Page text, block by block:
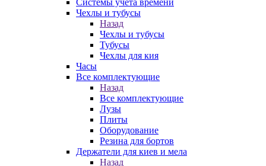
Системы учета времени
Чехлы и тубусы
Назад
Чехлы и тубусы
Тубусы
Чехлы для кия
Часы
Все комплектующие
Назад
Все комплектующие
Лузы
Плиты
Оборудование
Резина для бортов
Держатели для киев и мела
Назад